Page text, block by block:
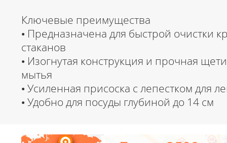
Ключевые преимущества
• Предназначена для быстрой очистки
стаканов
• Изогнутая конструкция и прочная
мытья
• Усиленная присоска с лепестком для
• Удобно для посуды глубиной до 14 см